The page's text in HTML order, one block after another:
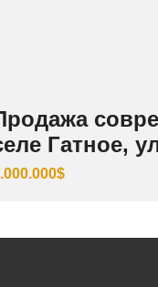
Гатное,